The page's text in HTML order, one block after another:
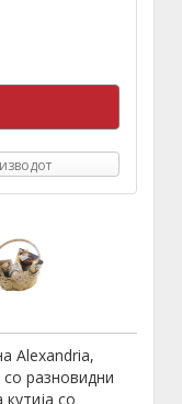
Alexandria,
разновидни
со